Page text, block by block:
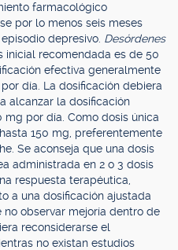
farmacológico
por lo menos seis meses
depresivo. Desórdenes
inicial recomendada es de 50
efectiva generalmente
día. La dosificación debiera
alcanzar la dosificación
por día. Como dosis única
150 mg, preferentemente
Se aconseja que una dosis
administrada en 2 o 3 dosis
respuesta terapéutica,
a una dosificación ajustada
observar mejoría dentro de
reconsiderarse el
no existan estudios